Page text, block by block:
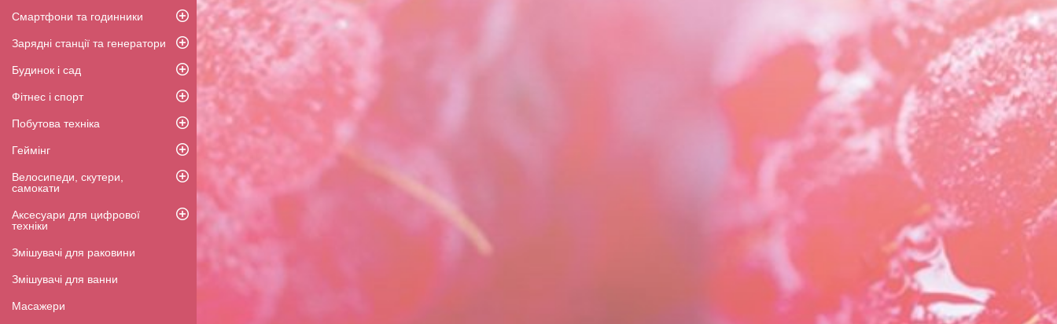
Смартфони та годинники
Зарядні станції та генератори
Будинок і сад
Фітнес і спорт
Побутова техніка
Геймінг
Велосипеди, скутери,
самокати
Аксесуари для цифрової
техніки
Змішувачі для раковини
Змішувачі для ванни
Масажери